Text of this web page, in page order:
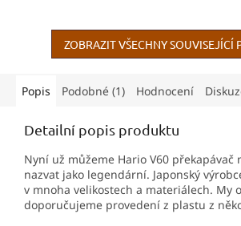
chtějí
a bez...
ZOBRAZIT VŠECHNY SOUVISEJÍCÍ
Popis Podobné (1) Hodnocení
Detailní popis produktu
Nyní už můžeme Hario V60 překapávač
nazvat jako legendární. Japonský
v mnoha velikostech a materiálech. My
doporučujeme provedení z plastu z